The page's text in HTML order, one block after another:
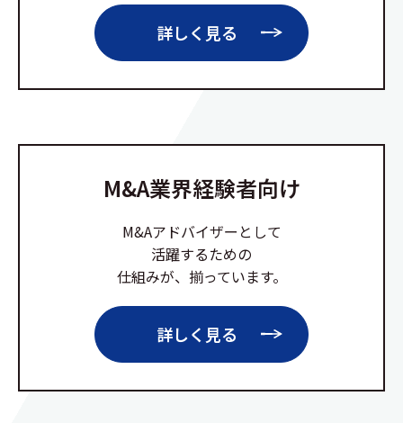
詳しく見る
M&A業界経験者向け
M&Aアドバイザーとして
活躍するための
仕組みが、揃っています。
詳しく見る